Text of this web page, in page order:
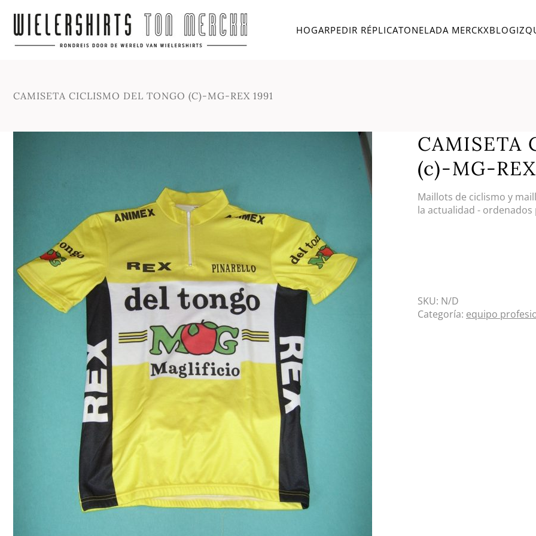
HOGARPEDIR RÉPLICATONELADA MERCKXBLOG
CAMISETA CICLISMO DEL TONGO (C)-MG-REX 1991
CAMISETA
(c)-MG-
Maillots de ciclismo y
la actualidad - ordenados
SKU: N/D
Categoría: equipo